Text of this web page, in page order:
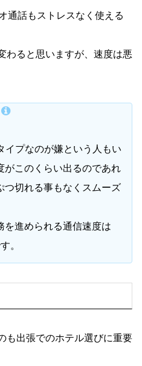
通話もストレスなく使える
わると思いますが、速度は悪
イプなのが嫌という人もい
がこのくらい出るのであれ
つ切れる事もなくスムーズ
を進められる通信速度は
。
も出張でのホテル選びに重要